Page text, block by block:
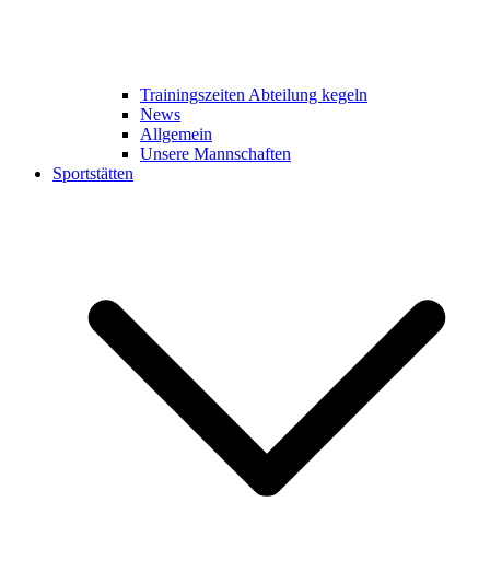
Trainingszeiten Abteilung kegeln
News
Allgemein
Unsere Mannschaften
Sportstätten